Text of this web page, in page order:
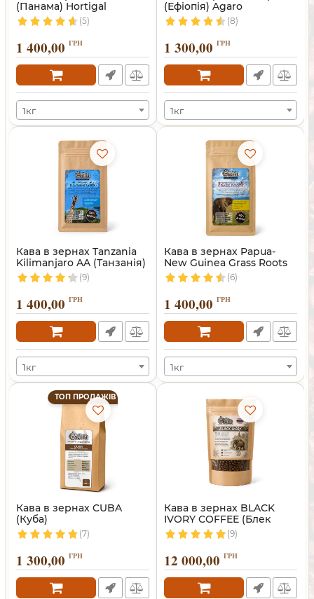
(Панама) Hortigal
(5)
1 400,00 ГРН
1кг
(Ефіопія) Agaro
(8)
1 300,00 ГРН
1кг
Кава в зернах Tanzania
Kilimanjaro AA (Танзанія)
(9)
1 400,00 ГРН
1кг
Кава в зернах Papua-
New Guinea Grass Roots
(6)
1 400,00 ГРН
1кг
ТОП ПРОДАЖІВ
Кава в зернах CUBA
(Куба)
(7)
1 300,00 ГРН
Кава в зернах BLACK
IVORY COFFEE (Блек
Айворі)
(9)
12 000,00 ГРН